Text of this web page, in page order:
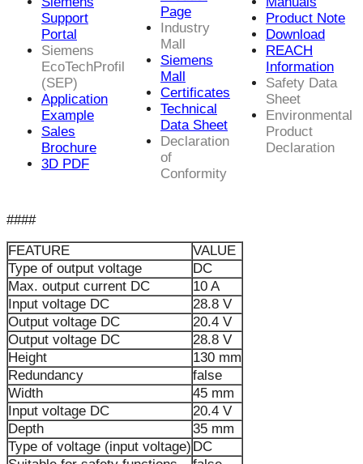
Support
Portal
Siemens
EcoTechProfil
(SEP)
Application
Example
Sales
Brochure
3D PDF
Page
Industry
Mall
Siemens
Mall
Certificates
Technical
Data Sheet
Declaration
of
Conformity
Product Note
Download
REACH
Information
Safety Data
Sheet
Environmental
Product
Declaration
####
FEATURE
VALUE
Type of output voltage
DC
Max. output current DC
10 A
Input voltage DC
28.8 V
Output voltage DC
20.4 V
Output voltage DC
28.8 V
Height
130 mm
Redundancy
false
Width
45 mm
Input voltage DC
20.4 V
Depth
35 mm
Type of voltage (input voltage) DC